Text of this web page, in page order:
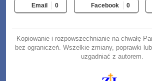
Email 0 Facebook 0
Kopiowanie i rozpowszechnianie na chwałę
bez ograniczeń. Wszelkie zmiany, poprawki
uzgadniać z autorem.